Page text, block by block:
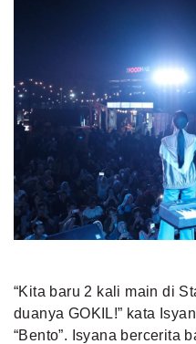
“Kita baru 2 kali main di
duanya GOKIL!” kata
“Bento”. Isyana bercerita